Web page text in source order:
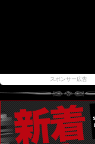
スポンサー広告